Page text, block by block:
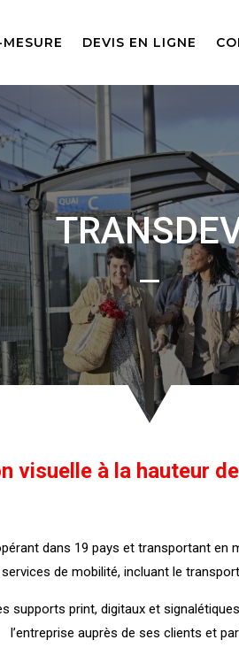
DEVIS EN LIGNE
visuelle à la hauteur
dans 19 pays et transportant en
de mobilité, incluant le
supports print, digitaux et
l’entreprise auprès de ses clients et